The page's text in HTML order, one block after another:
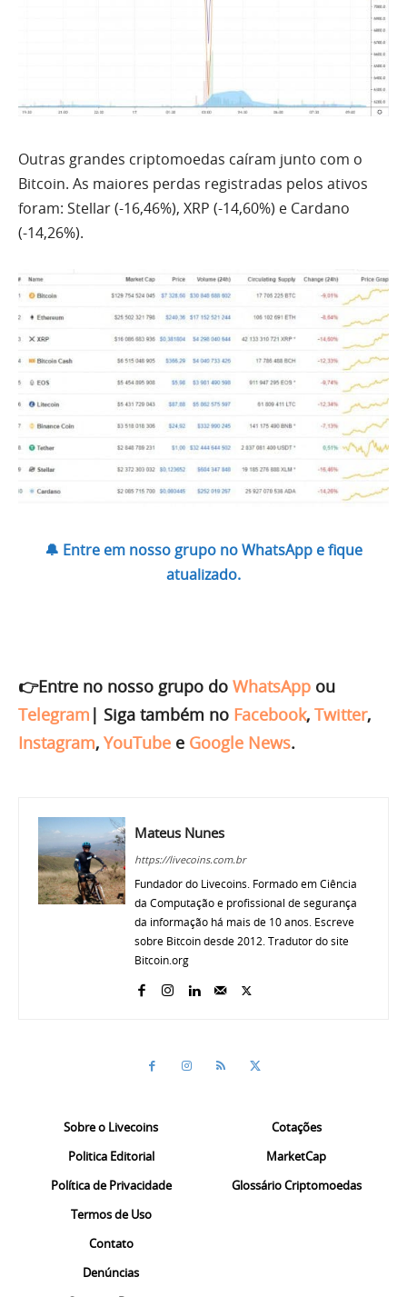
Outras grandes criptomoedas caíram junto com o
Bitcoin. As maiores perdas registradas pelos ativos
foram: Stellar (-16,46%), XRP (-14,60%) e Cardano
(-14,26%).
🔔 Entre em nosso grupo no WhatsApp e fique
atualizado.
👉Entre no nosso grupo do WhatsApp ou
Telegram | Siga também no Facebook, Twitter,
Instagram, YouTube e Google News.
Mateus Nunes
https://livecoins.com.br
Fundador do Livecoins. Formado em Ciência
da Computação e profissional de segurança
da informação há mais de 10 anos. Escreve
sobre Bitcoin desde 2012. Tradutor do site
Bitcoin.org
Sobre o Livecoins
Politica Editorial
Política de Privacidade
Termos de Uso
Contato
Denúncias
Cotações
MarketCap
Glossário Criptomoedas